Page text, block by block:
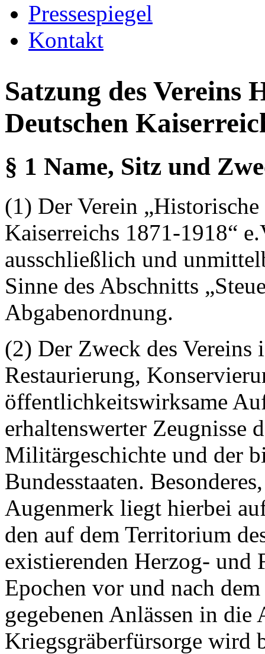
Pressespiegel
Kontakt
Satzung des Vereins
Deutschen
§ 1 Name, Sitz und
(1) Der Verein
Kaiserreichs 1871-1918“
ausschließlich und
Sinne des Abschnitts
Abgabenordnung.
(2) Der Zweck des
Restaurierung,
öffentlichkeitswirksame
erhaltenswerter Zeugnisse
Militärgeschichte und der
Bundesstaaten.
Augenmerk liegt hierbei
den auf dem Territorium
existierenden Herzog- und
Epochen vor und nach
gegebenen Anlässen in
Kriegsgräberfürsorge wird